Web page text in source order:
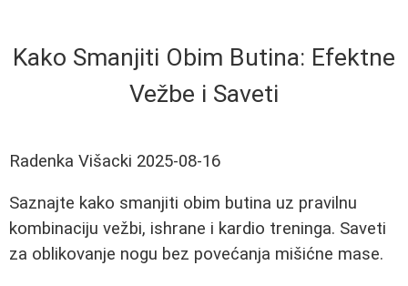
Kako Smanjiti Obim Butina: Efektne
Vežbe i Saveti
Radenka Višacki 2025-08-16
Saznajte kako smanjiti obim butina uz pravilnu
kombinaciju vežbi, ishrane i kardio treninga. Saveti
za oblikovanje nogu bez povećanja mišićne mase.